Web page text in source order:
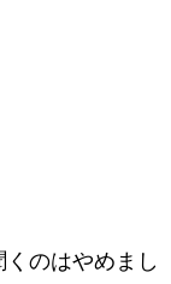
のはやめまし